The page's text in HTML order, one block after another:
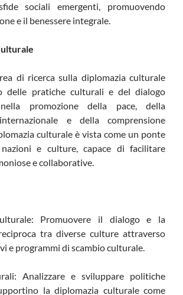
sociali emergenti, promuovendo
e il benessere integrale.
di ricerca sulla diplomazia culturale
delle pratiche culturali e del dialogo
promozione della pace, della
e della comprensione
culturale è vista come un ponte
e culture, capace di facilitare
e collaborative.
Promuovere il dialogo e la
tra diverse culture attraverso
e programmi di scambio culturale.
Analizzare e sviluppare politiche
la diplomazia culturale come